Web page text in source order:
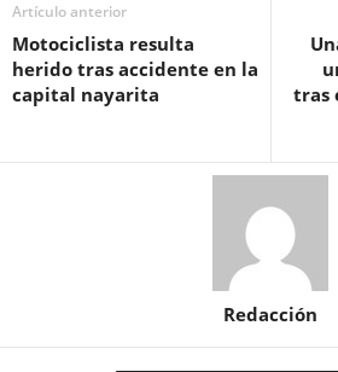
Artículo anterior
Motociclista resulta
herido tras accidente en la
capital nayarita
tras
Redacción